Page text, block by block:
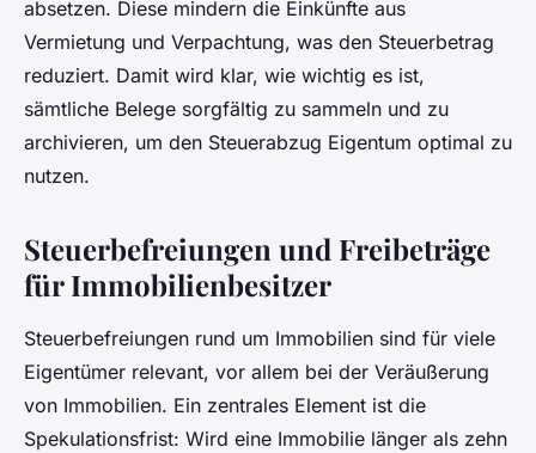
absetzen. Diese mindern die Einkünfte aus
Vermietung und Verpachtung, was den Steuerbetrag
reduziert. Damit wird klar, wie wichtig es ist,
sämtliche Belege sorgfältig zu sammeln und zu
archivieren, um den Steuerabzug Eigentum optimal zu
nutzen.
Steuerbefreiungen und Freibeträge
für Immobilienbesitzer
Steuerbefreiungen rund um Immobilien sind für viele
Eigentümer relevant, vor allem bei der Veräußerung
von Immobilien. Ein zentrales Element ist die
Spekulationsfrist: Wird eine Immobilie länger als zehn